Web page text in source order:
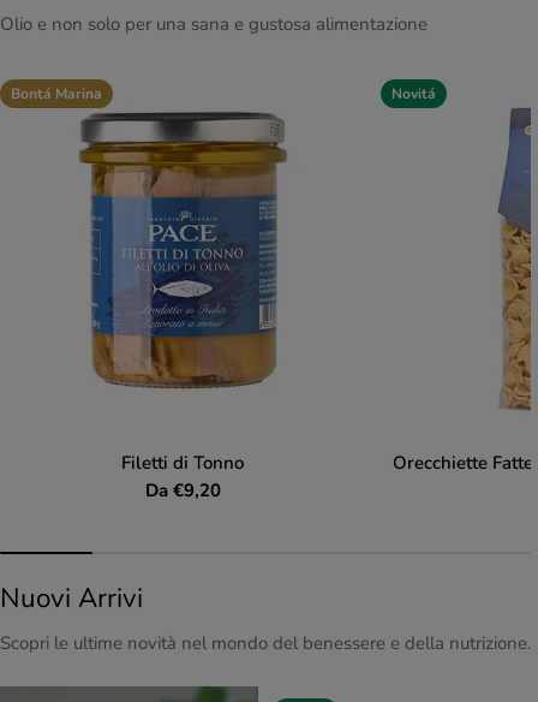
Olio e non solo per una sana e gustosa alimentazione
Bontá Marina
Filetti di Tonno
Prezzo
Da €9,20
Novitá
Orecchiette
Nuovi Arrivi
Scopri le ultime novità nel mondo del benessere e della nutrizione.